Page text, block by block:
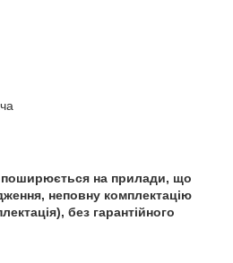
поширюється на прилади, що
неповну комплектацію
без гарантійного